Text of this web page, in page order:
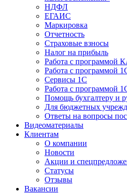
НДФЛ
ЕГАИС
Маркировка
Отчетность
Страховые взносы
Налог на прибыль
Работа с
Работа с программой
Сервисы 1С
Работа с программой
Помощь бухгалтеру и
Для бюджетных
Ответы на вопросы
Видеоматериалы
Клиентам
О компании
Новости
Акции и
Статусы
Отзывы
Вакансии